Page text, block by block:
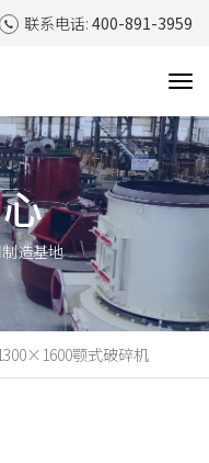
联系电话: 400-891-3959
T
g
g
l
e
g
t
造基地
颚式破碎机